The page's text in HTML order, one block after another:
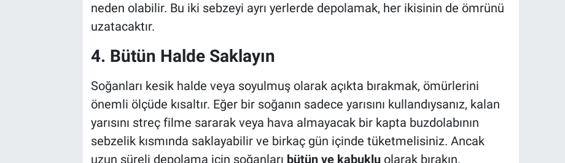
neden olabilir. Bu iki sebzeyi ayrı yerlerde depolamak, her ikisinin de ömrünü
uzatacaktır.
4. Bütün Halde Saklayın
Soğanları kesik halde veya soyulmuş olarak açıkta bırakmak, ömürlerini
önemli ölçüde kısaltır. Eğer bir soğanın sadece yarısını kullandıysanız, kalan
yarısını streç filme sararak veya hava almayacak bir kapta buzdolabının
sebzelik kısmında saklayabilir ve birkaç gün içinde tüketmelisiniz. Ancak
uzun süreli depolama için soğanları bütün ve kabukluolarak bırakın.